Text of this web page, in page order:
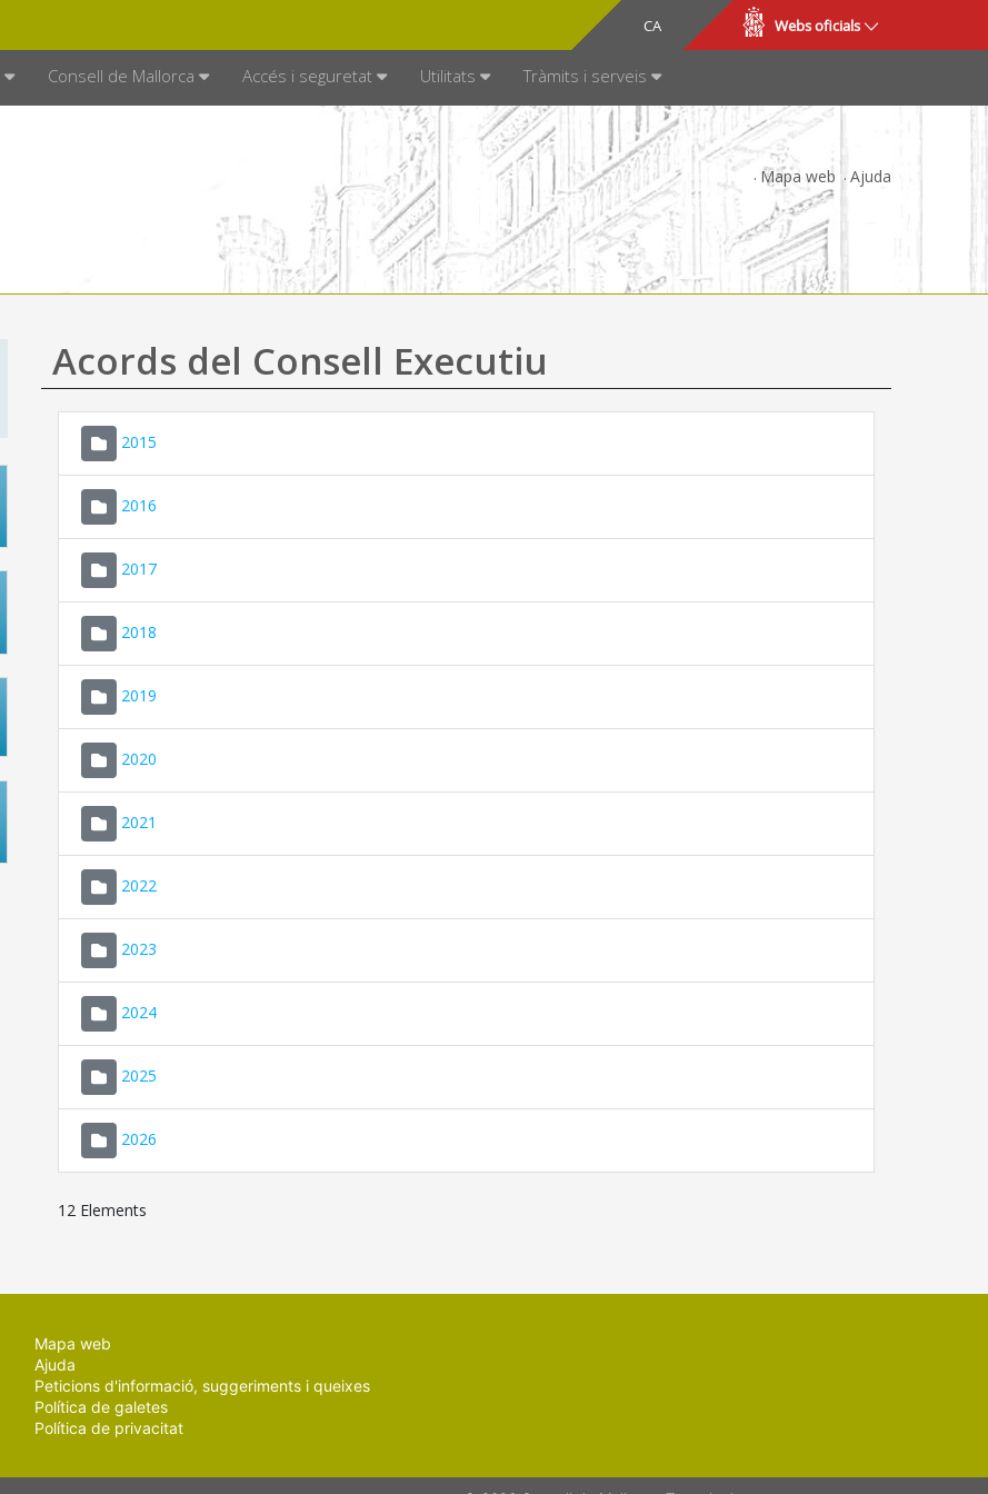
CA
ES Webs oficials
Consell de Mallorca Accés i seguretat Utilitats Tràmits i serveis
Mapa web Ajuda
Acords del Consell Executiu
2015
2016
2017
2018
2019
2020
2021
2022
2023
2024
2025
2026
12 Elements
Mapa web
Ajuda
Peticions d'informació, suggeriments i queixes
Política de galetes
Política de privacitat